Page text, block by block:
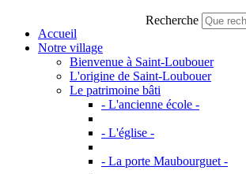
Recherche
Accueil
Notre village
Bienvenue à Saint-Loubouer
L'origine de Saint-Loubouer
Le patrimoine bâti
- L'ancienne école -
- L'église -
- La porte Maubourguet -